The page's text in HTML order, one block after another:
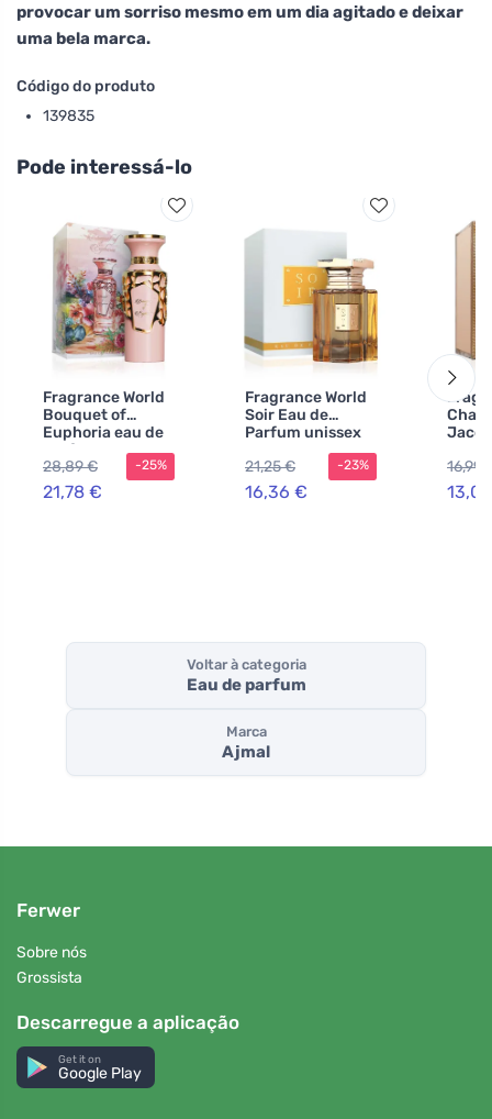
provocar um sorriso mesmo em um dia agitado e deixar
uma bela marca.
Código do produto
139835
Pode interessá-lo
Fragrance World
Bouquet of
Euphoria eau de
parfum para
mulheres 100 ml
28,89 €
21,78 €
-25%
Fragrance World
Soir Eau de
Parfum unissex
21,25 €
16,36 €
-23%
para
100
16,99
Voltar à categoria
Eau de parfum
Marca
Ajmal
Ferwer
Sobre nós
Grossista
Descarregue a aplicação
Get it on
Google Play